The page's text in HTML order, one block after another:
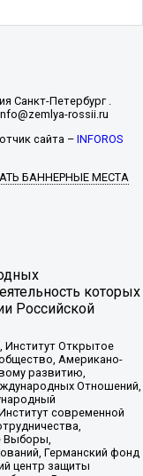
Санкт-Петербург .
rossii.ru
сайта –INFOROS
БАННЕРНЫЕ МЕСТА
которых
Российской
Институт Открытое
Американо-
развитию,
Отношений,
современной
Выборы,
Германский фонд
центр защиты